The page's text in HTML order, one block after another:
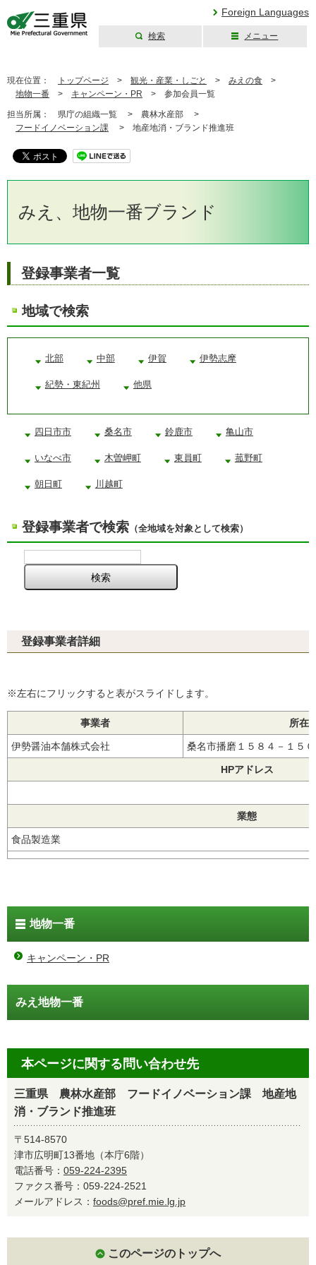
Foreign Languages
検索 メニュー
現在位置： トップページ > 観光・産業・しごと > みえの食 >
地物一番 > キャンペーン・PR > 参加会員一覧
担当所属： 県庁の組織一覧 > 農林水産部 >
フードイノベーション課 > 地産地消・ブランド推進班
みえ、地物一番ブランド
登録事業者一覧
地域で検索
北部 中部 伊賀 伊勢志摩
紀勢・東紀州 他県
四日市市 桑名市 鈴鹿市 亀山市
いなべ市 木曽岬町 東員町 菰野町
朝日町 川越町
登録事業者で検索 （全地域を対象として検索）
登録事業者詳細
※左右にフリックすると表がスライドします。
事業者 所在
伊勢醤油本舗株式会社 桑名市播磨１５８４－１
HPアドレス
業態
食品製造業
地物一番
キャンペーン・PR
みえ地物一番
本ページに関する問い合わせ先
三重県 農林水産部 フードイノベーション課 地産地
消・ブランド推進班
〒514-8570
津市広明町13番地（本庁6階）
電話番号： 059-224-2395
ファクス番号：059-224-2521
メールアドレス： foods@pref.mie.lg.jp
このページのトップへ